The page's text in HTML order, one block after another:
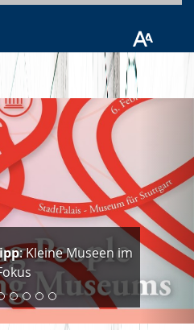
: Kleine Museen im